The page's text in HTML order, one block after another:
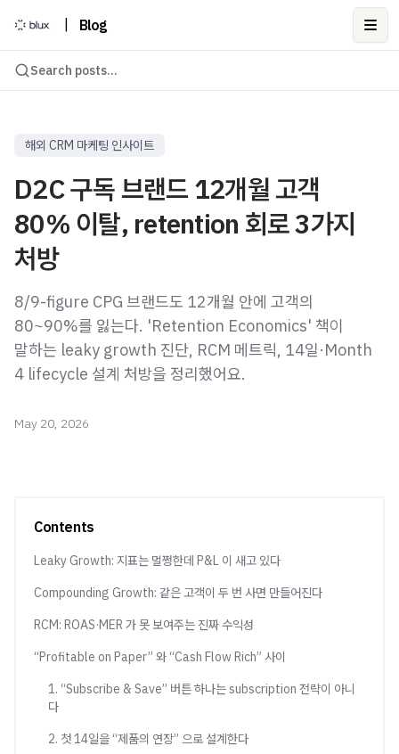
Blog
Search posts...
해외 CRM 마케팅 인사이트
D2C 구독 브랜드 12개월 고객
80% 이탈, retention 회로 3가지
처방
8/9-figure CPG 브랜드도 12개월 안에 고객의
80~90%를 잃는다. 'Retention Economics' 책이
말하는 leaky growth 진단, RCM 메트릭, 14일·Month
4 lifecycle 설계 처방을 정리했어요.
May 20, 2026
Contents
Leaky Growth: 지표는 멀쩡한데 P&L 이 새고 있다
Compounding Growth: 같은 고객이 두 번 사면 만들어진다
RCM: ROAS·MER 가 못 보여주는 진짜 수익성
“Profitable on Paper” 와 “Cash Flow Rich” 사이
1. “Subscribe & Save” 버튼 하나는 subscription 전략이 아니
다
2. 첫 14일을 “제품의 연장” 으로 설계한다